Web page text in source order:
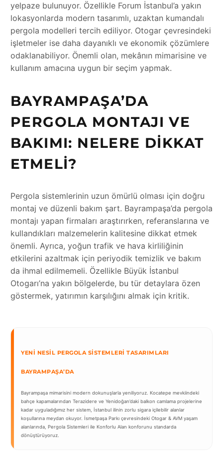
yelpaze bulunuyor. Özellikle Forum İstanbul’a yakın
lokasyonlarda modern tasarımlı, uzaktan kumandalı
pergola modelleri tercih ediliyor. Otogar çevresindeki
işletmeler ise daha dayanıklı ve ekonomik çözümlere
odaklanabiliyor. Önemli olan, mekânın mimarisine ve
kullanım amacına uygun bir seçim yapmak.
BAYRAMPAŞA’DA
PERGOLA MONTAJI VE
BAKIMI: NELERE DIKKAT
ETMELI?
Pergola sistemlerinin uzun ömürlü olması için doğru
montaj ve düzenli bakım şart. Bayrampaşa’da pergola
montajı yapan firmaları araştırırken, referanslarına ve
kullandıkları malzemelerin kalitesine dikkat etmek
önemli. Ayrıca, yoğun trafik ve hava kirliliğinin
etkilerini azaltmak için periyodik temizlik ve bakım
da ihmal edilmemeli. Özellikle Büyük İstanbul
Otogarı’na yakın bölgelerde, bu tür detaylara özen
göstermek, yatırımın karşılığını almak için kritik.
YENI NESIL PERGOLA SISTEMLERI TASARIMLARI
BAYRAMPAŞA’DA
Bayrampaşa mimarisini modern dokunuşlarla yeniliyoruz. Kocatepe mevkiindeki
bahçe kapamalarından Terazidere ve Yenidoğan’daki balkon camlama projelerine
kadar uyguladığımız her sistem, İstanbul ilinin zorlu sigara içilebilir alanlar
koşullarına meydan okuyor. İsmetpaşa Parkı çevresindeki Otogar & AVM yaşam
alanlarında, Pergola Sistemleri ile Konforlu Alan konforunu standarda
dönüştürüyoruz.